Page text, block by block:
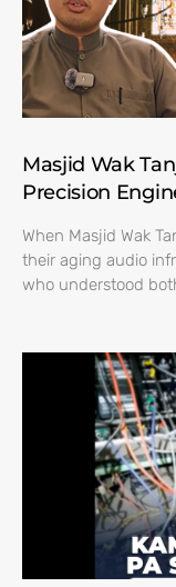
Masjid Wak
Precision
When Masjid Wak
their aging audio
who understood